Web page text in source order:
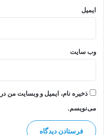
ایمیل
وب‌ سایت
ذخیره نام، ایمیل و وبسایت من
می‌نویسم.